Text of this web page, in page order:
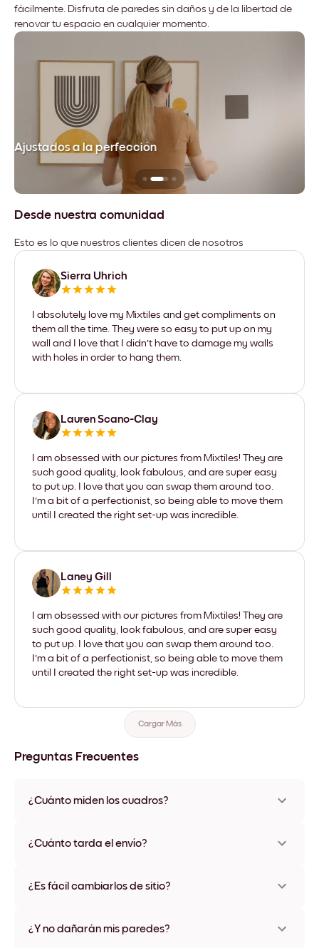
fácilmente. Disfruta de paredes sin daños y de la libertad de
renovar tu espacio en cualquier momento.
Ajustados a la perfección
Desde nuestra comunidad
Esto es lo que nuestros clientes dicen de nosotros
Sierra Uhrich
I absolutely love my Mixtiles and get compliments on
them all the time. They were so easy to put up on my
wall and I love that I didn't have to damage my walls
with holes in order to hang them.
Lauren Scano-Clay
I am obsessed with our pictures from Mixtiles! They are
such good quality, look fabulous, and are super easy
to put up. I love that you can swap them around too.
I'm a bit of a perfectionist, so being able to move them
until I created the right set-up was incredible.
Laney Gill
I am obsessed with our pictures from Mixtiles! They are
such good quality, look fabulous, and are super easy
to put up. I love that you can swap them around too.
I'm a bit of a perfectionist, so being able to move them
until I created the right set-up was incredible.
Cargar Más
Preguntas Frecuentes
¿Cuánto miden los cuadros?
varios materiales y colores de marco, incluidas opciones sin
¿Cuánto tarda el envío?
disponibles en algunos países. Te enviaremos un número de
¿Es fácil cambiarlos de sitio?
ningún daño
¿Y no dañarán mis paredes?